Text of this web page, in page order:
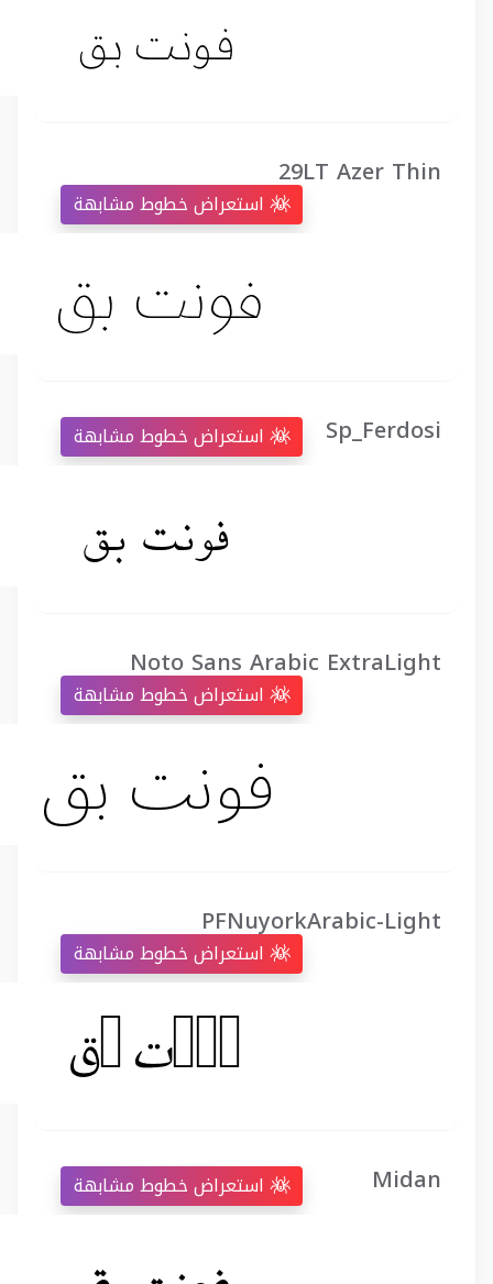
29LT Azer Thin
Sp_Ferdosi
Noto Sans Arabic ExtraLight
PFNuyorkArabic-Light
Midan